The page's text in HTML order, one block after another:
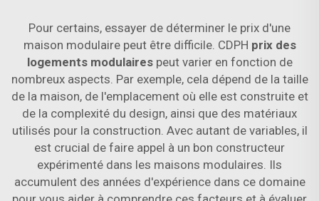
Pour certains, essayer de déterminer le prix d'une
maison modulaire peut être difficile. CDPH prix des
logements modulaires peut varier en fonction de
nombreux aspects. Par exemple, cela dépend de la taille
de la maison, de l'emplacement où elle est construite et
de la complexité du design, ainsi que des matériaux
utilisés pour la construction. Avec autant de variables, il
est crucial de faire appel à un bon constructeur
expérimenté dans les maisons modulaires. Ils
accumulent des années d'expérience dans ce domaine